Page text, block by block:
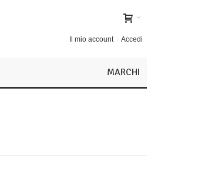
Il mio account Accedi
MARCHI